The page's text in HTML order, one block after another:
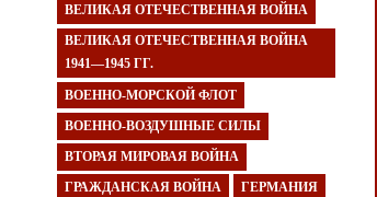
ВЕЛИКАЯ ОТЕЧЕСТВЕННАЯ ВОЙНА
ВЕЛИКАЯ ОТЕЧЕСТВЕННАЯ ВОЙНА
1941—1945 ГГ.
ВОЕННО-МОРСКОЙ ФЛОТ
ВОЕННО-ВОЗДУШНЫЕ СИЛЫ
ВТОРАЯ МИРОВАЯ ВОЙНА
ГРАЖДАНСКАЯ ВОЙНА ГЕРМАНИЯ